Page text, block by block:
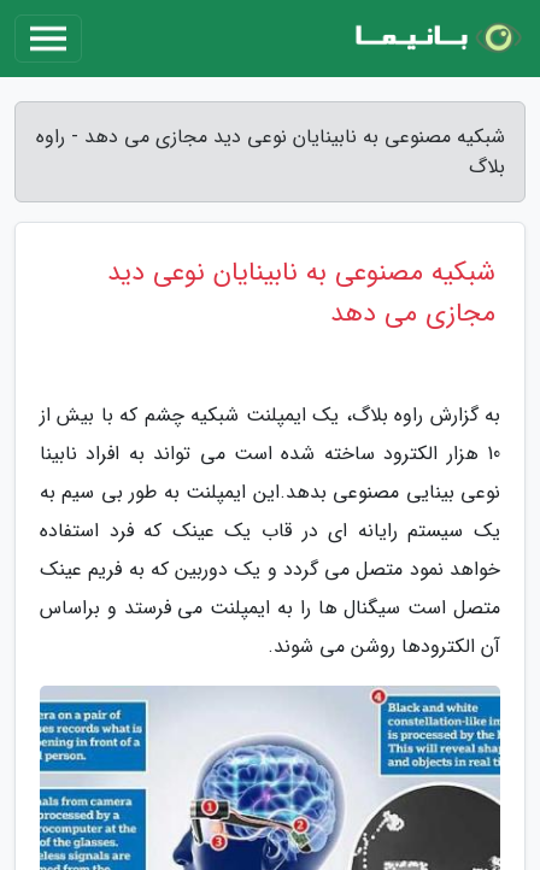
شبکیه مصنوعی به نابینایان نوعی دید مجازی می دهد - راوه
بلاگ
شبکیه مصنوعی به نابینایان نوعی دید
مجازی می دهد
به گزارش راوه بلاگ، یک ایمپلنت شبکیه چشم که با بیش از
10 هزار الکترود ساخته شده است می تواند به افراد نابینا
نوعی بینایی مصنوعی بدهد.این ایمپلنت به طور بی سیم به
یک سیستم رایانه ای در قاب یک عینک که فرد استفاده
خواهد نمود متصل می گردد و یک دوربین که به فریم عینک
متصل است سیگنال ها را به ایمپلنت می فرستد و براساس
آن الکترودها روشن می شوند.